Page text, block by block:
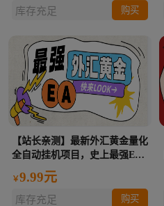
库存充足 购买
【站长亲测】最新外汇黄金量化
全自动挂机项目，史上最强EA
网格对冲能抗能打日化百分之
5【挂机策略+使用教程】
￥9.99元
库存充足 购买